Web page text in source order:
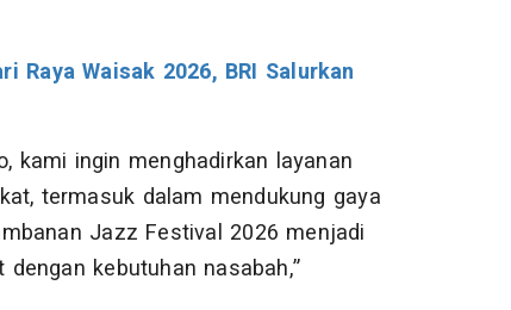
Raya Waisak 2026, BRI Salurkan
kami ingin menghadirkan layanan
termasuk dalam mendukung gaya
Jazz Festival 2026 menjadi
kebutuhan nasabah,”